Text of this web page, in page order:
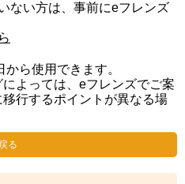
ない方は、事前にeフレンズ
ら使用できます。
よっては、eフレンズでご案
行するポイントが異なる場
戻る